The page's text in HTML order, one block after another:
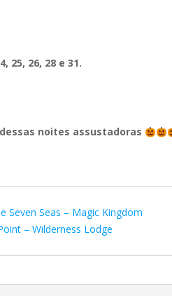
25, 26, 28 e 31.
noites assustadoras
Seven Seas – Magic Kingdom
– Wilderness Lodge